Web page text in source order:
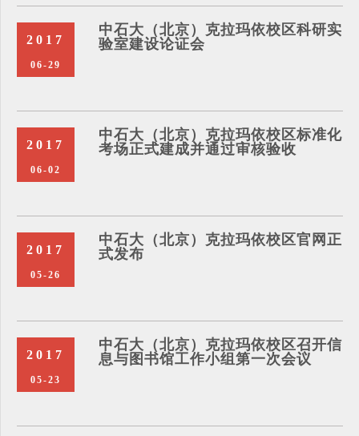
2017
06-29
中石大（北京）克拉玛依校区科研实
验室建设论证会
2017
06-02
中石大（北京）克拉玛依校区标准化
考场正式建成并通过审核验收
2017
05-26
中石大（北京）克拉玛依校区官网正
式发布
2017
05-23
中石大（北京）克拉玛依校区召开信
息与图书馆工作小组第一次会议